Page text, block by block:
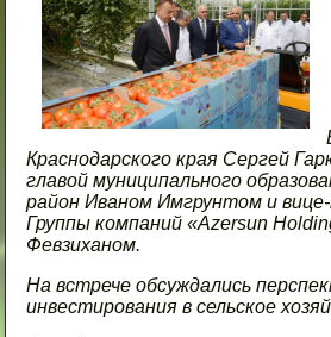
Краснодарского края Сергей
главой муниципального
район Иваном Имгрунтом и
Группы компаний «Azersun
Февзиханом.
На встрече обсуждались
инвестирования в сельское